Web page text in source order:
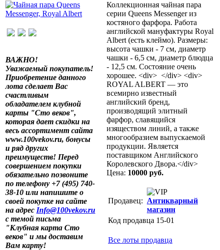
ВАЖНО!
Уважаемый покупатель!
Приобретение данного
лота сделает Вас
счастливым
обладателем клубной
карты "Сто веков",
которая дает скидки на
весь ассортимент сайта
www.100vekov.ru, бонусы
и ряд других
преимуществ! Перед
совершением покупки
обязательно позвоните
по телефону +7 (495) 740-
38-10 или напишите о
своей покупке на сайте
на адрес Info@100vekov.ru
с темой письма
"Клубная карта Сто
веков" и мы доставим
Вам карту!
Коллекционная чайная пара
серии Queens Messenger из
костяного фарфора. Работа
английской мануфактуры Royal
Albert (есть клеймо). Размеры:
высота чашки - 7 см, диаметр
чашки - 6,5 см, диаметр блюдца
- 12,5 см. Состояние очень
хорошее. <div> </div> <div>
ROYAL ALBERT — это
всемирно известный
английский бренд,
производящий элитный
фарфор, славящийся
изяществом линий, а также
многообразием выпускаемой
продукции. Является
поставщиком Английского
Королевского Двора.</div>
Цена: 10000 руб.
Продавец: Антикварный
магазин
Код продавца 15-01
Все лоты продавца